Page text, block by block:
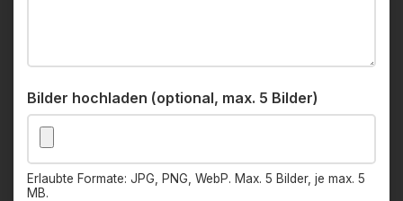
Bilder hochladen (optional, max. 5 Bilder)
Erlaubte Formate: JPG, PNG, WebP. Max. 5 Bilder, je max. 5
MB.